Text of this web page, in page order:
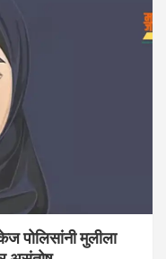
पोलिसांनी मुलीला